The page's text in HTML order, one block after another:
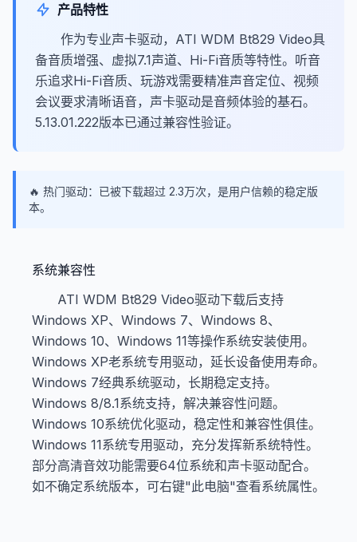
产品特性
作为专业声卡驱动，ATI WDM Bt829 Video具
备音质增强、虚拟7.1声道、Hi-Fi音质等特性。听音
乐追求Hi-Fi音质、玩游戏需要精准声音定位、视频
会议要求清晰语音，声卡驱动是音频体验的基石。
5.13.01.222版本已通过兼容性验证。
🔥 热门驱动：已被下载超过 2.3万次，是用户信赖的稳定版
本。
系统兼容性
ATI WDM Bt829 Video驱动下载后支持
Windows XP、Windows 7、Windows 8、
Windows 10、Windows 11等操作系统安装使用。
Windows XP老系统专用驱动，延长设备使用寿命。
Windows 7经典系统驱动，长期稳定支持。
Windows 8/8.1系统支持，解决兼容性问题。
Windows 10系统优化驱动，稳定性和兼容性俱佳。
Windows 11系统专用驱动，充分发挥新系统特性。
部分高清音效功能需要64位系统和声卡驱动配合。
如不确定系统版本，可右键"此电脑"查看系统属性。